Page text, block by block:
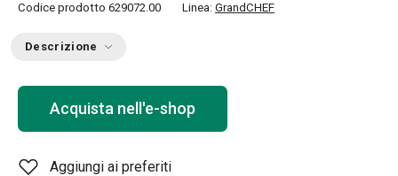
Codice prodotto 629072.00 Linea: GrandCHEF
Descrizione
Acquista nell'e-shop
Aggiungi ai preferiti